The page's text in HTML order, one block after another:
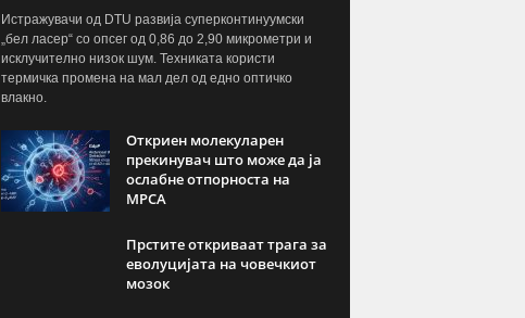
Истражувачи од DTU развија суперконтинуумски
„бел ласер“ со опсег од 0,86 до 2,90 микрометри и
исклучително низок шум. Техниката користи
термичка промена на мал дел од едно оптичко
влакно.
Откриен молекуларен
прекинувач што може да ја
ослабне отпорноста на
МРСА
Прстите откриваат трага за
еволуцијата на човечкиот
мозок